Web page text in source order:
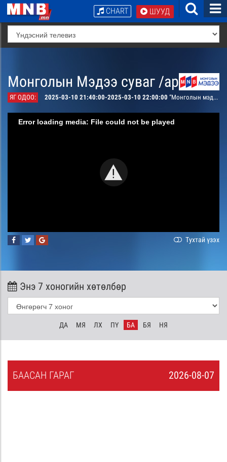
ШУУД
CHART
Монголын Мэдээ суваг /архив/
ЯГ ОДОО: 2025-03-10 21:40:00-2025-03-10 22:00:00 “Монголын мэдээ тойм тайлбар” /давталт/
Error loading media: File could not be played
Тухтай үзэх
Энэ 7 хоногийн хөтөлбөр
ДА МЯ ЛХ ПҮ БА БЯ НЯ
2026-08-07
БААСАН ГАРАГ